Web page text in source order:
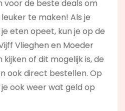
voor de beste deals om
te maken! Als je
eten opeet, kun je op de
Vlieghen en Moeder
kijken of dit mogelijk is, de
ook direct bestellen. Op
ook weer wat geld op